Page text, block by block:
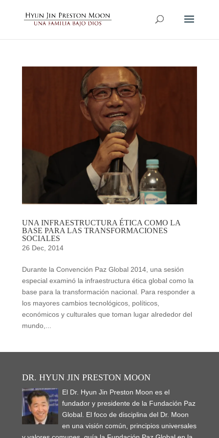
UNA INFRAESTRUCTURA ÉTICA COMO LA
BASE PARA LAS TRANSFORMACIONES
SOCIALES
26 Dec, 2014
Durante la Convención Paz Global 2014, una sesión
especial examinó la infraestructura ética global como la
base para la transformación nacional. Para responder a
los mayores cambios tecnológicos, políticos,
económicos y culturales que toman lugar alrededor del
mundo,...
DR. HYUN JIN PRESTON MOON
El Dr. Hyun Jin Preston Moon es el
fundador y presidente de la Fundación Paz
Global. El foco de disciplina del Dr. Moon
en una visión común, principios universales